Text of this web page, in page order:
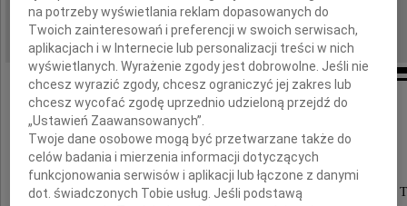
DATA EMISJI: 28.05.2021
dla Dyrekcji i Całego Personelu
Wojskowej Specjalistycznej Przychodni Lekarskiej w
na potrzeby wyświetlania reklam dopasowanych do
Twoich zainteresowań i preferencji w swoich serwisach,
aplikacjach i w Internecie lub personalizacji treści w nich
wyświetlanych. Wyrażenie zgody jest dobrowolne. Jeśli nie
chcesz wyrazić zgody, chcesz ograniczyć jej zakres lub
chcesz wycofać zgodę uprzednio udzieloną przejdź do
„Ustawień Zaawansowanych”.
Twoje dane osobowe mogą być przetwarzane także do
celów badania i mierzenia informacji dotyczących
funkcjonowania serwisów i aplikacji lub łączone z danymi
dot. świadczonych Tobie usług. Jeśli podstawą